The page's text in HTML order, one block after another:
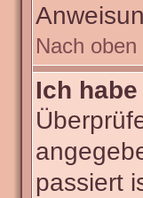
Nach oben
Ich
passiert